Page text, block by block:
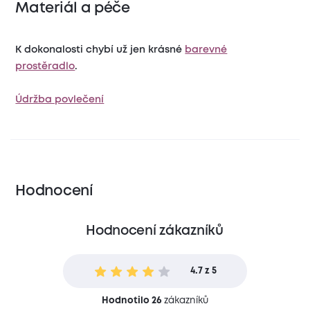
Materiál a péče
K dokonalosti chybí už jen krásné barevné
prostěradlo.
Údržba povlečení
Hodnocení
Hodnocení zákazníků
4.7 z 5
Hodnotilo 26zákazníků